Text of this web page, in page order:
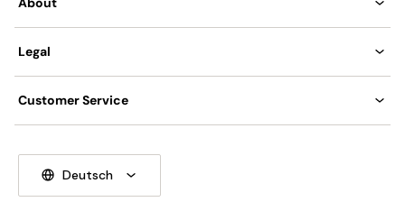
kaufen, erreicht diese Lampe eine Dimmfunktion.
Spezifikationen
Legal
Customer Service
Deutsch